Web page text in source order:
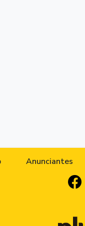
Anunciantes